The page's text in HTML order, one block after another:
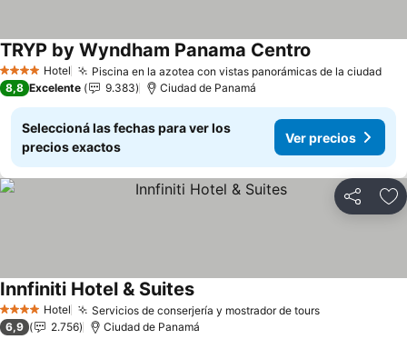
4 EstrellasHotel Piscina en la azotea con vistas panorámicas de la ciudad
TRYP by Wyndham Panama Centro
8,8 Excelente 9.383 Ciudad de Panamá
Seleccioná las fechas para ver los
precios exactos
Ver precios
Compartir
4 EstrellasHotel Servicios de conserjería y mostrador de toursVer precios
Innfiniti Hotel & SuitesVer precios
6,9 2.756 Ciudad de Panamá